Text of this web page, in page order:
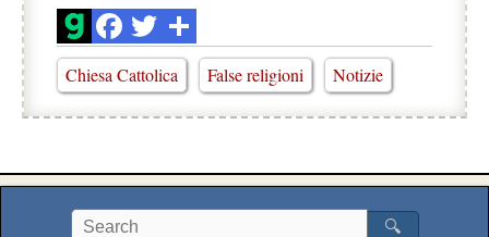
Chiesa Cattolica False religioni Notizie
🔍